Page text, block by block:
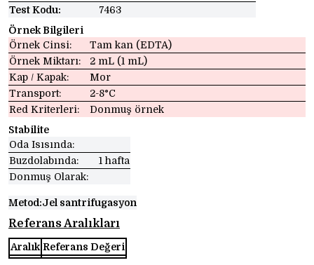
Test Kodu:
7463
Örnek Bilgileri
Örnek Cinsi:
Tam kan (EDTA)
Örnek Miktarı:
2 mL (1 mL)
Kap / Kapak:
Mor
Transport:
2-8°C
Red Kriterleri:
Donmuş örnek
Stabilite
Oda Isısında:
Buzdolabında:
1 hafta
Donmuş Olarak:
Metod:Jel santrifugasyon
Referans Aralıkları
Aralık Referans Değeri